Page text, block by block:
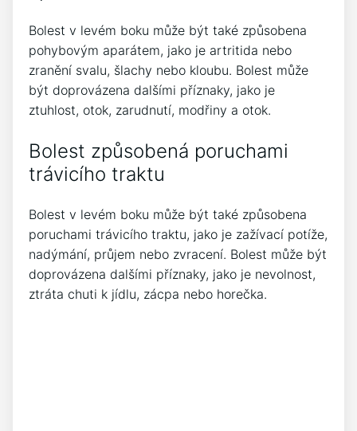
Bolest v levém boku může být také způsobena
pohybovým aparátem, jako je artritida nebo
zranění svalu, šlachy nebo kloubu. Bolest může
být doprovázena dalšími příznaky, jako je
ztuhlost, otok, zarudnutí, modřiny a otok.
Bolest způsobená poruchami
trávicího traktu
Bolest v levém boku může být také způsobena
poruchami trávicího traktu, jako je zažívací potíže,
nadýmání, průjem nebo zvracení. Bolest může být
doprovázena dalšími příznaky, jako je nevolnost,
ztráta chuti k jídlu, zácpa nebo horečka.